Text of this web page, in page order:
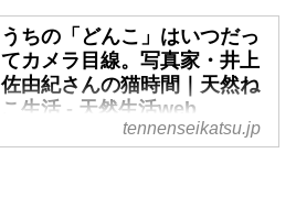
やか。猫と過ごす毎日は、かけが
えのない時間です。作家の角田光
代さんに、愛猫「トト」 との大
切な瞬間を教えてもらいました。
（別冊天然生活『天然ねこ生活』
うちの「どんこ」はいつだっ
てカメラ目線。写真家・井上
佐由紀さんの猫時間｜天然ね
こ生活 - 天然生活web
なんでもない日常も一緒ならにぎ
tennenseikatsu.jp